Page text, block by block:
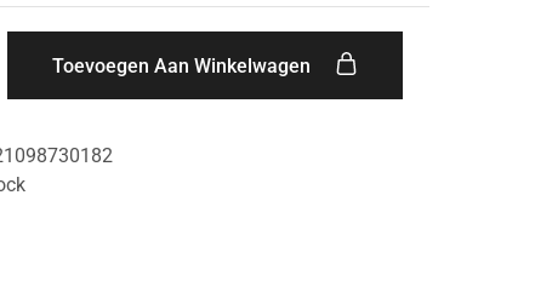
Toevoegen Aan Winkelwagen